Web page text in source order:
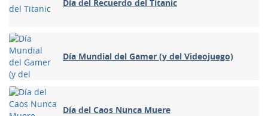
Día del Recuerdo del Titanic
Día Mundial del Gamer (y del Videojuego)
Día del Caos Nunca Muere